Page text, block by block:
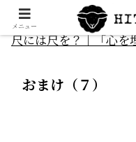
尺には尺を？｜「心を
おまけ（７）
メニュー